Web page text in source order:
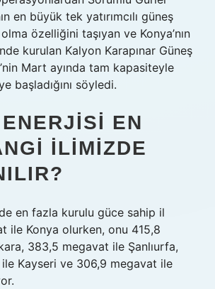
en büyük tek yatırımcılı güneş
özelliğini taşıyan ve Konya’nın
kurulan Kalyon Karapınar Güneş
Mart ayında tam kapasiteyle
başladığını söyledi.
EN
ILIMIZDE
en fazla kurulu güce sahip il
ile Konya olurken, onu 415,8
383,5 megavat ile Şanlıurfa,
Kayseri ve 306,9 megavat ile